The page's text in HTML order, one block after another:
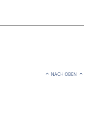
NACH OBEN